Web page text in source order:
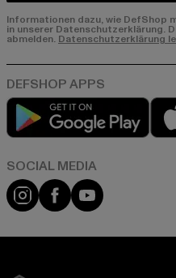
Informationen dazu, wie DefShop
in unserer Datenschutzerklärung.
abmelden. Datenschutzerklärung
Instagram
FacebookYouTube